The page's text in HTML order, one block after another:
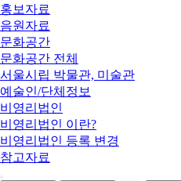
홍보자료
음원자료
문화공간
문화공간 전체
서울시립 박물관, 미술관
예술인/단체정보
비영리법인
비영리법인 이란?
비영리법인 등록 변경
참고자료